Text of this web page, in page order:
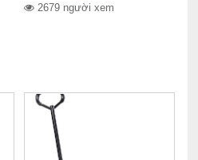
2679 người xem